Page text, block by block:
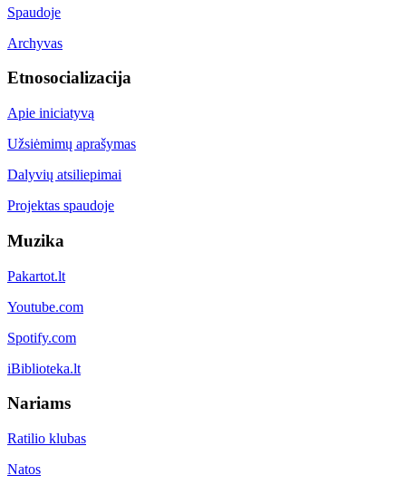
Spaudoje
Archyvas
Etnosocializacija
Apie iniciatyvą
Užsiėmimų aprašymas
Dalyvių atsiliepimai
Projektas spaudoje
Muzika
Pakartot.lt
Youtube.com
Spotify.com
iBiblioteka.lt
Nariams
Ratilio klubas
Natos